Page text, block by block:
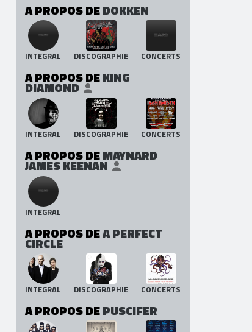
A PROPOS DEDOKKEN
INTEGRAL DISCOGRAPHIE CONCERTS
A PROPOS DEKING
DIAMOND
INTEGRAL DISCOGRAPHIE CONCERTS
A PROPOS DEMAYNARD
JAMES KEENAN
INTEGRAL
A PROPOS DEA PERFECT
CIRCLE
INTEGRAL DISCOGRAPHIE CONCERTS
A PROPOS DEPUSCIFER